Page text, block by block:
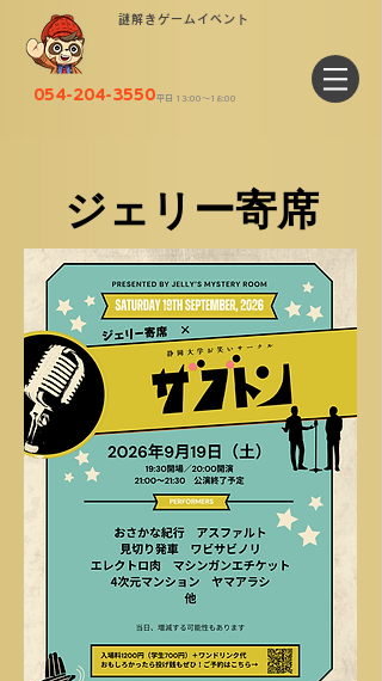
謎解きゲームイベント
054-204-3550 平日 13:00〜18:00
ジェリー寄席